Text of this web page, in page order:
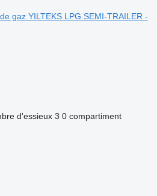
gaz YILTEKS LPG SEMI-TRAILER -
d'essieux 3 0 compartiment